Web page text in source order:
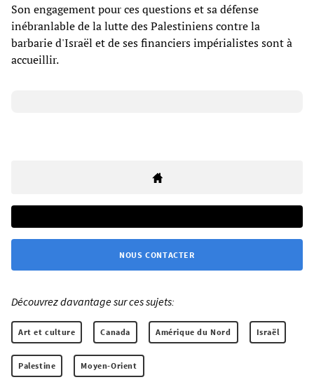
Son engagement pour ces questions et sa défense
inébranlable de la lutte des Palestiniens contre la
barbarie d'Israël et de ses financiers impérialistes sont à
accueillir.
NOUS CONTACTER
Découvrez davantage sur ces sujets:
Art et culture Canada Amérique du Nord Israël
Palestine Moyen-Orient